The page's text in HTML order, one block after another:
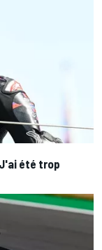
été trop